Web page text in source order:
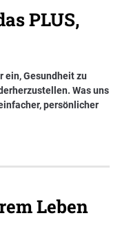
PLUS,
ein, Gesundheit zu
Was uns
persönlicher
Leben